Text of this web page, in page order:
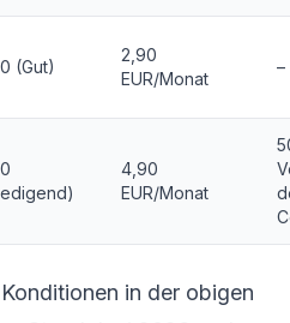
(Gut)
2,90
EUR/Monat
–
4,90
EUR/Monat
in der obigen